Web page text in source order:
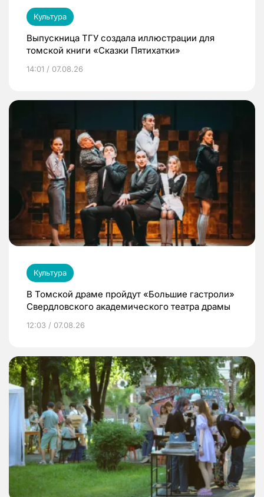
Культура
Выпускница ТГУ создала иллюстрации для
томской книги «Сказки Пятихатки»
14:01 / 07.08.26
Культура
В Томской драме пройдут «Большие гастроли»
Свердловского академического театра драмы
12:03 / 07.08.26